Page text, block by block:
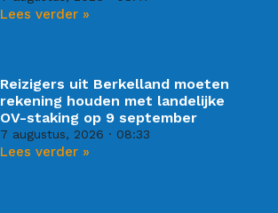
Lees verder »
Reizigers uit Berkelland moeten
rekening houden met landelijke
OV-staking op 9 september
7 augustus, 2026 08:33
Lees verder »